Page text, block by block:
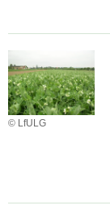
© LfULG